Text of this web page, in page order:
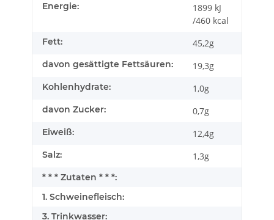
Energie:
1899 kJ
/460 kcal
Fett: 45,2g
davon gesättigte Fettsäuren: 19,3g
Kohlenhydrate: 1,0g
davon Zucker: 0,7g
Eiweiß: 12,4g
Salz: 1,3g
* * * Zutaten * * *:
1. Schweinefleisch:
3. Trinkwasser: